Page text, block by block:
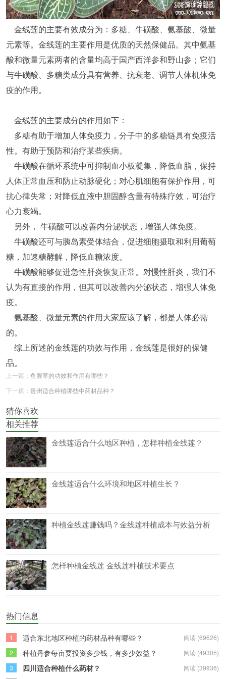
金线莲的主要有效成分为：多糖、牛磺酸、氨基酸、微量
元素等。金线莲的主要作用是优质的天然保健品。其中氨基
酸和微量元素两者的含量均高于国产西洋参和野山参；它们
与牛磺酸、多糖类成分具有营养、抗衰老、调节人体机体免
疫的作用。
金线莲的主要成分的作用如下：
多糖有助于增加人体免疫力，分子中的多糖链具有免疫活
性。有助于预防和治疗某些疾病。
牛磺酸在循环系统中可抑制血小板凝集，降低血脂，保持
人体正常血压和防止动脉硬化；对心肌细胞有保护作用，可
抗心律失常；对降低血液中胆固醇含量有特殊疗效，可治疗
心力衰竭。
另外， 牛磺酸可以改善内分泌状态，增强人体免疫。
牛磺酸还可与胰岛素受体结合，促进细胞摄取和利用葡萄
糖，加速糖酵解，降低血糖浓度。
牛磺酸能够促进急性肝炎恢复正常。对慢性肝炎，我们不
认为有直接的作用，但其可以改善内分泌状态，增强人体免
疫。
氨基酸、微量元素的作用大家应该了解，都是人体必需
的。
综上所述的金线莲的功效与作用，金线莲是很好的保健
品。
上一篇： 鱼腥草的功效和作用有哪些？
下一篇： 贵州适合种植哪些中药材品种？
猜你喜欢
相关推荐
金线莲适合什么地区种植，怎样种植金线莲？
金线莲适合什么环境和地区种植生长？
种植金线莲赚钱吗？金线莲种植成本与效益分析
怎样种植金线莲 金线莲种植技术要点
热门信息
阅读 (69626)
1 适合东北地区种植的药材品种有哪些？
阅读 (49305)
2 种植丹参每亩要投资多少钱，有多少效益？
阅读 (39836)
3 四川适合种植什么药材？